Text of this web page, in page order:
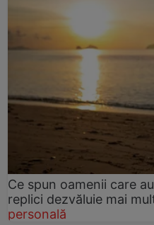
Ce spun oamenii care
replici dezvăluie mai
personală